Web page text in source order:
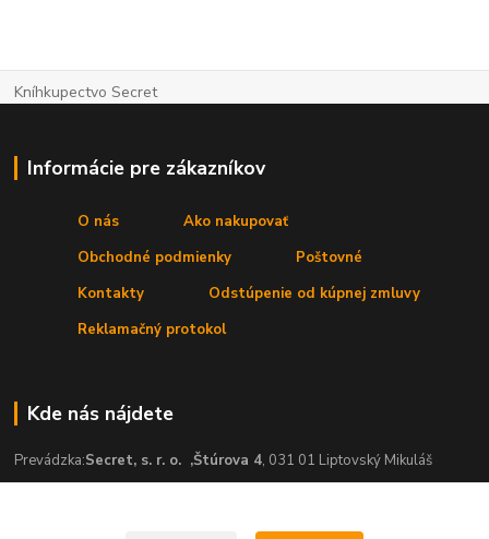
Kníhkupectvo Secret
Informácie pre zákazníkov
O nás
Ako nakupovať
Obchodné podmienky
Poštovné
Kontakty
Odstúpenie od kúpnej zmluvy
Reklamačný protokol
Kde nás nájdete
Prevádzka:Secret, s. r. o. ,Štúrova 4, 031 01 Liptovský Mikuláš